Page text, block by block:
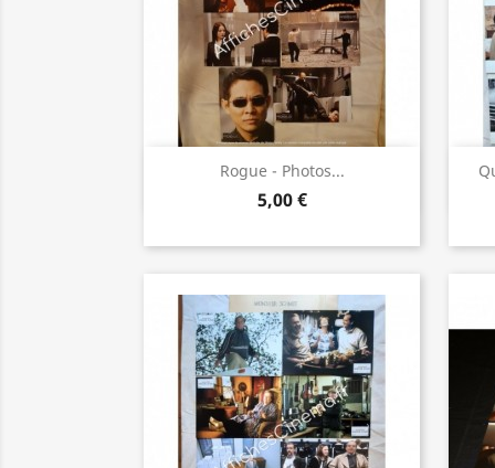
Rogue - Photos...
5,00 €
Aperçu rapide